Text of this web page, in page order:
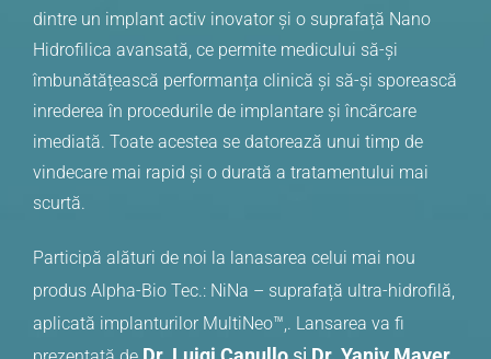
dintre un implant activ inovator și o suprafață Nano
Hidrofilica avansată, ce permite medicului să-și
îmbunătățească performanța clinică și să-și sporească
inrederea în procedurile de implantare și încărcare
imediată. Toate acestea se datorează unui timp de
vindecare mai rapid și o durată a tratamentului mai
scurtă.
Participă alături de noi la lanasarea celui mai nou
produs Alpha-Bio Tec.: NiNa – suprafață ultra-hidrofilă,
aplicată implanturilor MultiNeo™,. Lansarea va fi